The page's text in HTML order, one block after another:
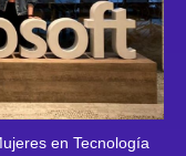
en Tecnología